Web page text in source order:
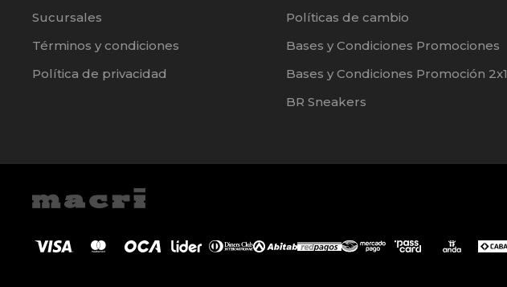
Sucursales
Términos y condiciones
Política de privacidad
Políticas de cambio
Bases y Condiciones Promociones
Bases y Condiciones Promoción 2x1
BR Sneakers